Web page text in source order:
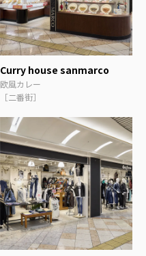
Curry house sanmarco
欧風カレー
［二番街］